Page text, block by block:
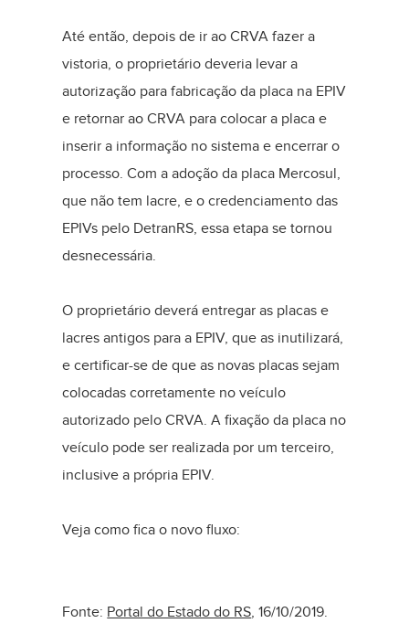
Até então, depois de ir ao CRVA fazer a
vistoria, o proprietário deveria levar a
autorização para fabricação da placa na EPIV
e retornar ao CRVA para colocar a placa e
inserir a informação no sistema e encerrar o
processo. Com a adoção da placa Mercosul,
que não tem lacre, e o credenciamento das
EPIVs pelo DetranRS, essa etapa se tornou
desnecessária.
O proprietário deverá entregar as placas e
lacres antigos para a EPIV, que as inutilizará,
e certificar-se de que as novas placas sejam
colocadas corretamente no veículo
autorizado pelo CRVA. A fixação da placa no
veículo pode ser realizada por um terceiro,
inclusive a própria EPIV.
Veja como fica o novo fluxo:
Fonte: Portal do Estado do RS, 16/10/2019.